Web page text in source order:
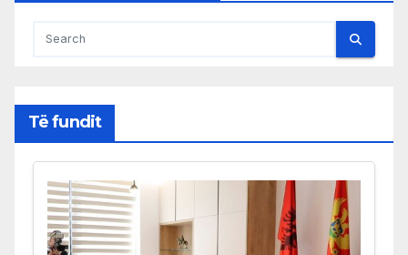
Të fundit